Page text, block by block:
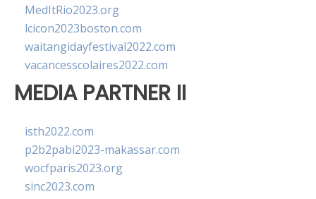
MedItRio2023.org
lcicon2023boston.com
waitangidayfestival2022.com
vacancesscolaires2022.com
MEDIA PARTNER II
isth2022.com
p2b2pabi2023-makassar.com
wocfparis2023.org
sinc2023.com